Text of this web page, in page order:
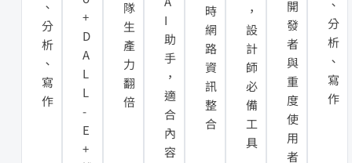
、
分
析
、
寫
作
+
D
A
L
L
-
E
+
隊
生
產
力
翻
倍
I
助
手
，
適
合
內
容
時
網
路
資
訊
整
合
，
設
計
師
必
備
工
具
開
發
者
與
重
度
使
用
者
、
分
析
、
寫
作